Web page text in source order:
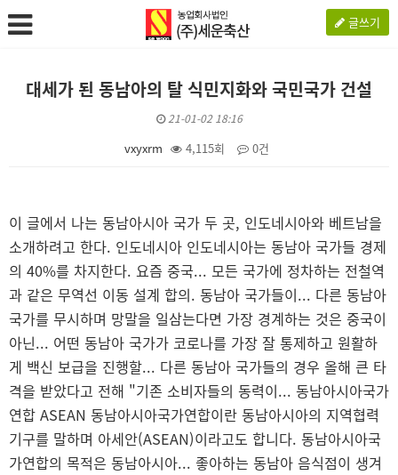
글쓰기
대세가 된 동남아의 탈 식민지화와 국민국가 건설
21-01-02 18:16
vxyxrm 4,115회 0건
이 글에서 나는 동남아시아 국가 두 곳, 인도네시아와 베트남을
소개하려고 한다. 인도네시아 인도네시아는 동남아 국가들 경제
의 40%를 차지한다. 요즘 중국... 모든 국가에 정차하는 전철역
과 같은 무역선 이동 설계 합의. 동남아 국가들이... 다른 동남아
국가를 무시하며 망말을 일삼는다면 가장 경계하는 것은 중국이
아닌... 어떤 동남아 국가가 코로나를 가장 잘 통제하고 원활하
게 백신 보급을 진행할... 다른 동남아 국가들의 경우 올해 큰 타
격을 받았다고 전해 "기존 소비자들의 동력이... 동남아시아국가
연합 ASEAN 동남아시아국가연합이란 동남아시아의 지역협력
기구를 말하며 아세안(ASEAN)이라고도 합니다. 동남아시아국
가연합의 목적은 동남아시아... 좋아하는 동남아 음식점이 생겨